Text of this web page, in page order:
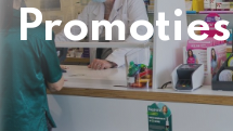
Promoties